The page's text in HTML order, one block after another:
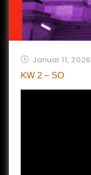
Januar 11, 2026
KW 2 – SO